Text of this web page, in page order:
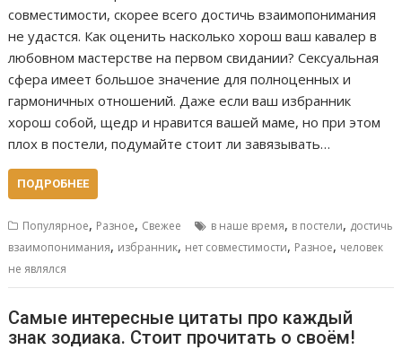
совместимости, скорее всего достичь взаимопонимания
не удастся. Как оценить насколько хорош ваш кавалер в
любовном мастерстве на первом свидании? Сексуальная
сфера имеет большое значение для полноценных и
гармоничных отношений. Даже если ваш избранник
хорош собой, щедр и нравится вашей маме, но при этом
плох в постели, подумайте стоит ли завязывать…
ПОДРОБНЕЕ
Популярное, Разное, Свежее в наше время, в постели, достичь
взаимопонимания, избранник, нет совместимости, Разное, человек
не являлся
Самые интересные цитаты про каждый
знак зодиака. Стоит прочитать о своём!